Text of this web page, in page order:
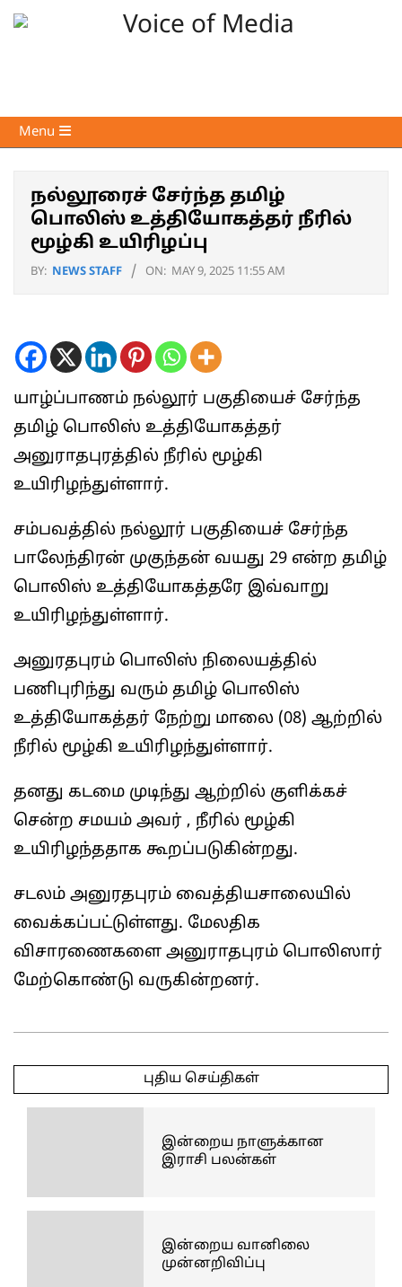
Skip
Voice
of
Primary
Navigation
Menu
நல்லூரைச் சேர்ந்த தமிழ்
பொலிஸ் உத்தியோகத்தர் நீரில்
மூழ்கி உயிரிழப்பு
BY: NEWS STAFF ON: MAY 9, 2025 11:55 AM
யாழ்ப்பாணம் நல்லூர் பகுதியைச் சேர்ந்த
தமிழ் பொலிஸ் உத்தியோகத்தர்
அனுராதபுரத்தில் நீரில் மூழ்கி
உயிரிழந்துள்ளார்.
சம்பவத்தில் நல்லூர் பகுதியைச் சேர்ந்த
பாலேந்திரன் முகுந்தன் வயது 29 என்ற தமிழ்
பொலிஸ் உத்தியோகத்தரே இவ்வாறு
உயிரிழந்துள்ளார்.
அனுரதபுரம் பொலிஸ் நிலையத்தில்
பணிபுரிந்து வரும் தமிழ் பொலிஸ்
உத்தியோகத்தர் நேற்று மாலை (08) ஆற்றில்
நீரில் மூழ்கி உயிரிழந்துள்ளார்.
தனது கடமை முடிந்து ஆற்றில் குளிக்கச்
சென்ற சமயம் அவர் , நீரில் மூழ்கி
உயிரிழந்ததாக கூறப்படுகின்றது.
சடலம் அனுரதபுரம் வைத்தியசாலையில்
வைக்கப்பட்டுள்ளது. மேலதிக
விசாரணைகளை அனுராதபுரம் பொலிஸார்
மேற்கொண்டு வருகின்றனர்.
05-
புதிய செய்திகள்
இன்றைய நாளுக்கான
இராசி பலன்கள்
இன்றைய வானிலை
முன்னறிவிப்பு